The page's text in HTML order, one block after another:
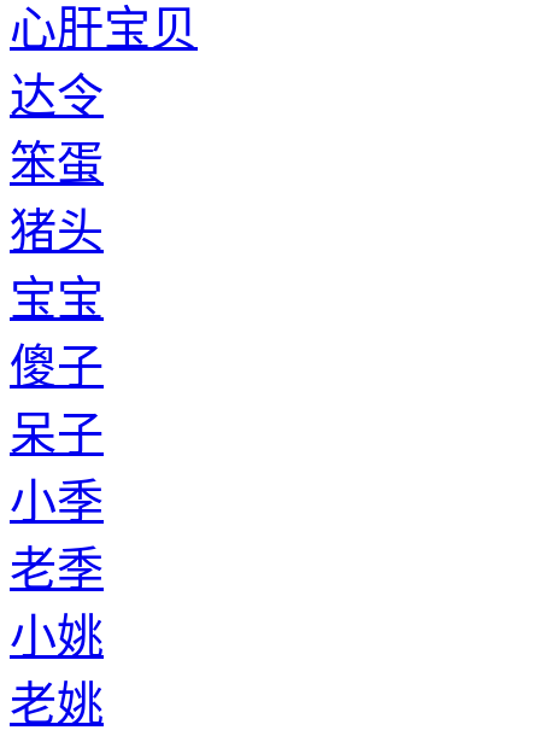
心肝宝贝
达令
笨蛋
猪头
宝宝
傻子
呆子
小季
老季
小姚
老姚